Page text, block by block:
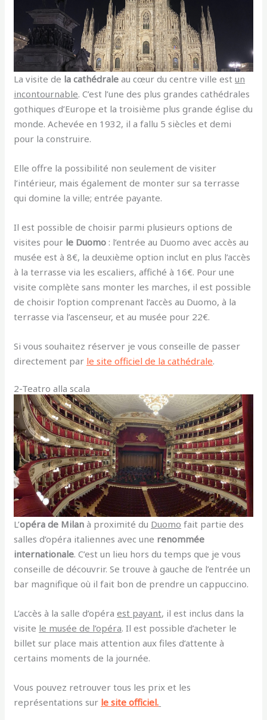
La visite de la cathédrale au cœur du centre ville estun
incontournable. C’est l’une des plus grandes cathédrales
gothiques d’Europe et la troisième plus grande église du
monde.Achevée en 1932, il a fallu 5 siècles et demi
pour la construire.
Elle offre la possibilité non seulement de visiter
l’intérieur, mais également de monter sur sa terrasse
qui domine la ville; entrée payante.
Il est possible de choisir parmi plusieurs options de
visites pour le Duomo : l’entrée au Duomo avec accès au
musée est à 8€, la deuxième option inclut en plus l’accès
à la terrasse via les escaliers, affiché à 16€. Pour une
visite complète sans monter les marches, il est possible
de choisir l’option comprenant l’accès au Duomo, à la
terrasse via l’ascenseur, et au musée pour 22€.
Si vous souhaitez réserver je vous conseille de passer
directement par le site officiel de la cathédrale.
2-Teatro alla scala
L’opéra de Milan à proximité du Duomo fait partie des
salles d’opéra italiennes avec une renommée
internationale. C’est un lieu hors du temps que je vous
conseille de découvrir. Se trouve à gauche de l’entrée un
bar magnifique où il fait bon de prendre un cappuccino.
L’accès à la salle d’opéraest payant, il est inclus dans la
visite le musée de l’opéra.Il est possible d’acheter le
billet sur place mais attention aux files d’attente à
certains moments de la journée.
Vous pouvez retrouver tous les prix et les
représentations sur le site officiel.